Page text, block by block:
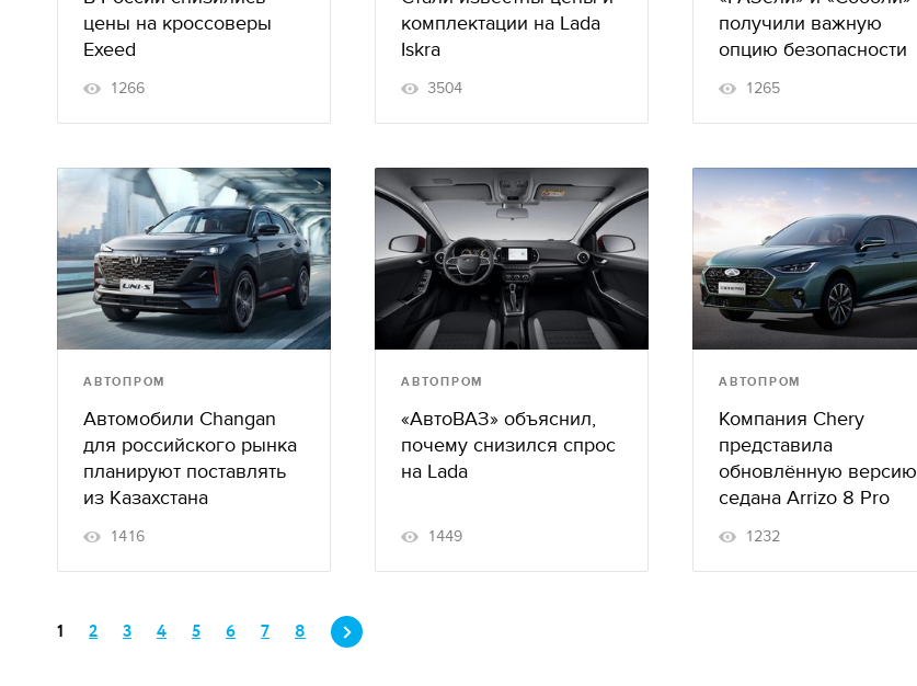
цены на кроссоверы
Exeed
1266
комплектации на Lada
Iskra
3504
получили важную
опцию безопасности
1265
АВТОПРОМ
Автомобили Changan
для российского рынка
планируют поставлять
из Казахстана
1416
АВТОПРОМ
«АвтоВАЗ» объяснил,
почему снизился спрос
на Lada
1449
АВТОПРОМ
Компания Chery
представила
обновлённую версию
седана Arrizo 8 Pro
1232
1 2 3 4 5 6 7 8